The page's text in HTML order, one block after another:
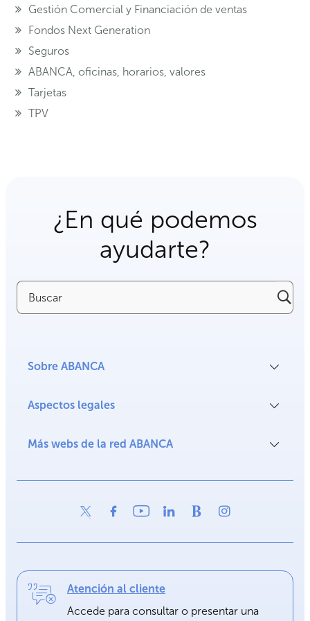
Gestión Comercial y Financiación de ventas
Fondos Next Generation
Seguros
ABANCA, oficinas, horarios, valores
Tarjetas
TPV
¿En qué podemos
ayudarte?
Buscar
Sobre ABANCA
Aspectos legales
Más webs de la red ABANCA
Atención al cliente
Accede para consultar o presentar una